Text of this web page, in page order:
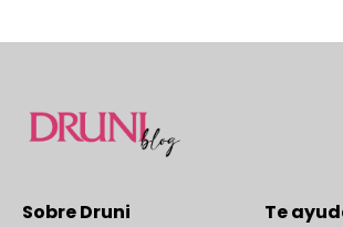
Sobre Druni Te